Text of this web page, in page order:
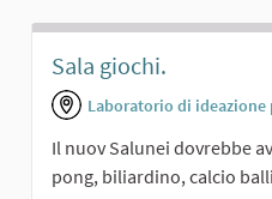
Sala giochi.
Laboratorio di ideazione
Il nuov Salunei dovrebbe
pong, biliardino, calcio